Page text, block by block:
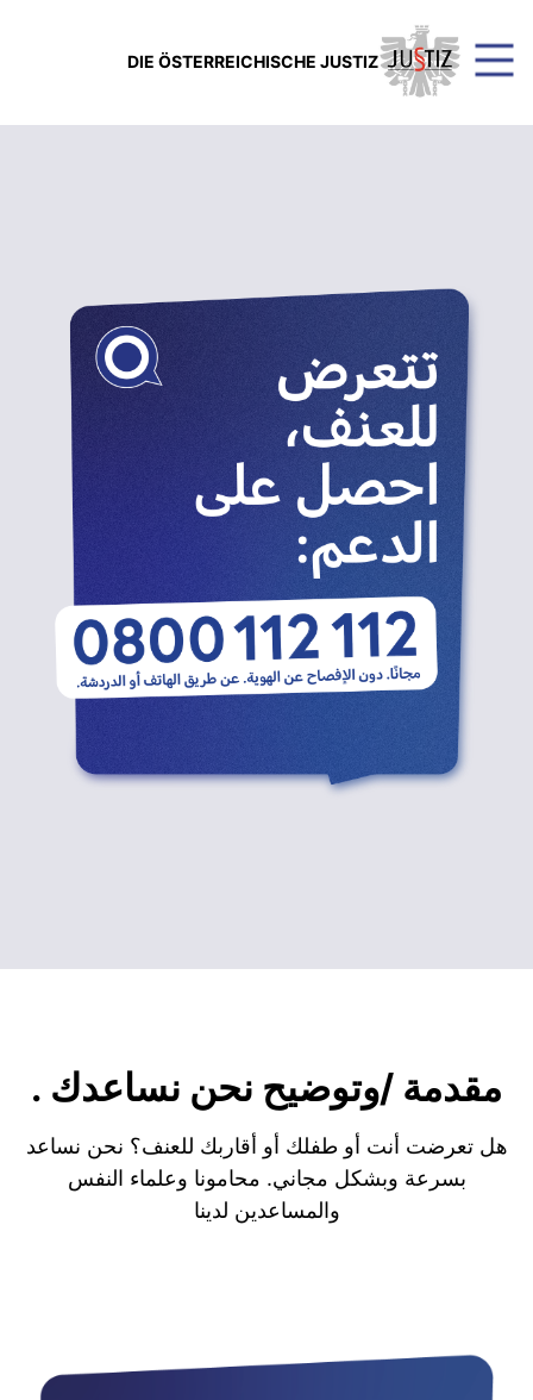
DIE ÖSTERREICHISCHE JUSTIZ
مقدمة /وتوضيح نحن نساعدك .
هل تعرضت أنت أو طفلك أو أقاربك للعنف؟ نحن نساعد
بسرعة وبشكل مجاني. محامونا وعلماء النفس
والمساعدين لدينا